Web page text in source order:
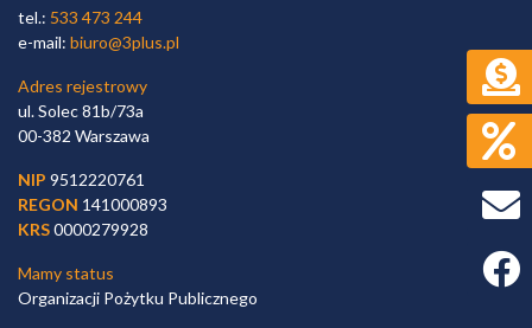
tel.: 533 473 244
e-mail: biuro@3plus.pl
Adres rejestrowy
ul. Solec 81b/73a
00-382 Warszawa
NIP 9512220761
REGON 141000893
KRS0000279928
Mamy status
Organizacji Pożytku Publicznego